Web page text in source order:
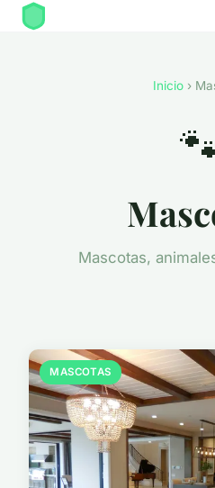
Inicio›
Mascotas,
MASCOTAS